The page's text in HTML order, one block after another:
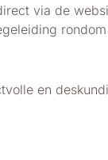
via de
en